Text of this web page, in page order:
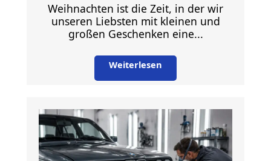
Weihnachten ist die Zeit, in der wir
unseren Liebsten mit kleinen und
großen Geschenken eine...
Weiterlesen